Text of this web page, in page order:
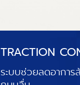
TRACTION
ระบบช่วยลดอากา